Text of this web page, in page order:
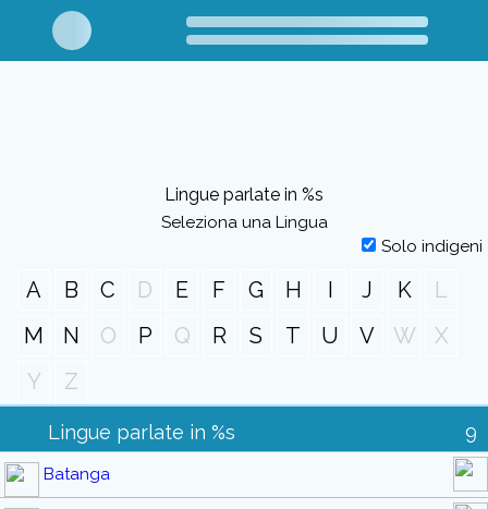
Lingue parlate in %s
Seleziona una Lingua
Solo indigeni
A B C D E F G H I J K
L
M
N O P Q R S T U V W
X
Y
Z
Lingue parlate in %s 9
Batanga